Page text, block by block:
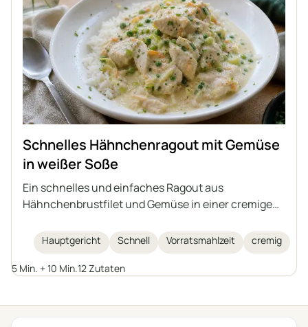
Schnelles Hähnchenragout mit Gemüse
in weißer Soße
Ein schnelles und einfaches Ragout aus
Hähnchenbrustfilet und Gemüse in einer cremigen
Joghurt. Eine ideale Idee für ein schnelles
Mittagessen, serviert mit Reis, Nudeln oder
Kartoffeln.
Hauptgericht Schnell Vorratsmahlzeit cremig
5 Min. + 10 Min.12 Zutaten
← Alle Kategorien